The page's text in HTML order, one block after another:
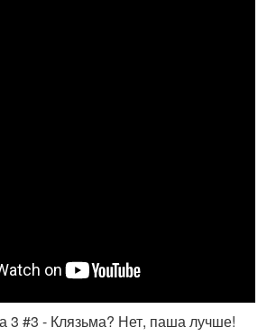
3 #3 - Клязьма? Нет, паша лучше!